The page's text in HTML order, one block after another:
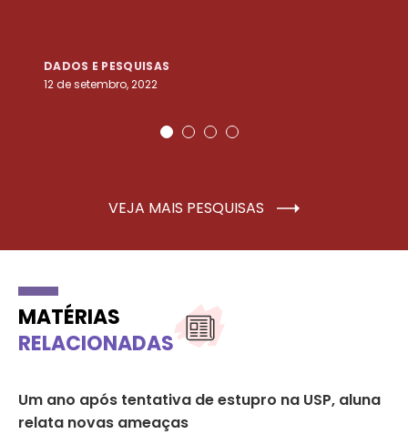
DADOS E PESQUISAS
12 de setembro, 2022
VEJA MAIS PESQUISAS
MATÉRIAS
RELACIONADAS
Um ano após tentativa de estupro na USP, aluna
relata novas ameaças